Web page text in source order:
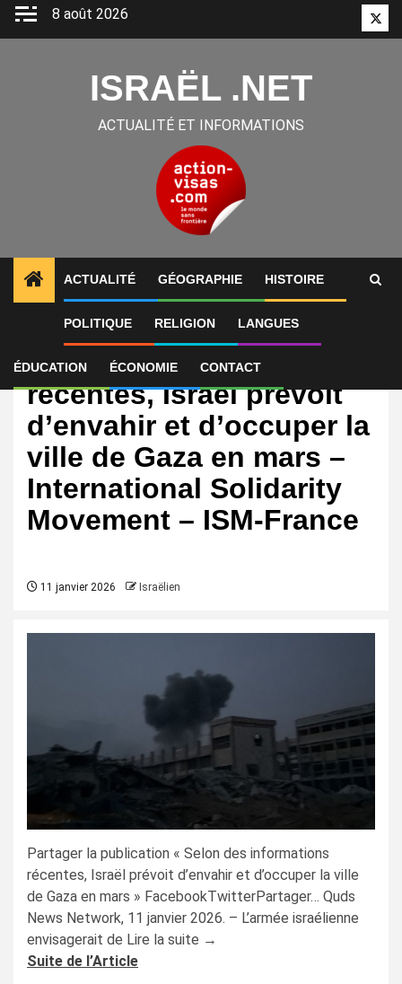
Aller
8 août 2026
ISRAËL .NET
ACTUALITÉ ET INFORMATIONS
ACTUALITÉ GÉOGRAPHIE HISTOIRE
POLITIQUE RELIGION LANGUES
ÉDUCATION ÉCONOMIE CONTACT
International
Selon des informations
récentes, Israël prévoit
d’envahir et d’occuper la
ville de Gaza en mars –
International Solidarity
Movement – ISM-France
11 janvier 2026 Israëlien
Partager la publication « Selon des informations
récentes, Israël prévoit d’envahir et d’occuper la ville
de Gaza en mars » FacebookTwitterPartager… Quds
News Network, 11 janvier 2026. – L’armée israélienne
envisagerait de Lire la suite →
Suite de l’Article